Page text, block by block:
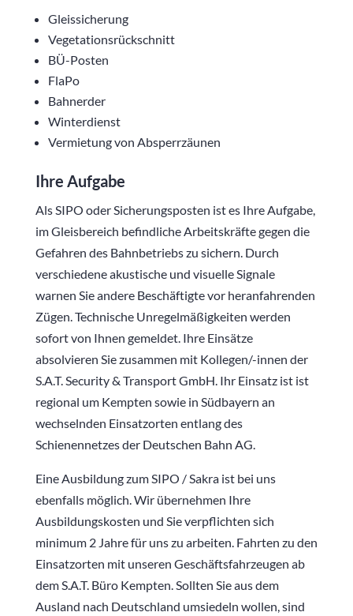
Gleissicherung
Vegetationsrückschnitt
BÜ-Posten
FlaPo
Bahnerder
Winterdienst
Vermietung von Absperrzäunen
Ihre Aufgabe
Als SIPO oder Sicherungsposten ist es Ihre Aufgabe,
im Gleisbereich befindliche Arbeitskräfte gegen die
Gefahren des Bahnbetriebs zu sichern. Durch
verschiedene akustische und visuelle Signale
warnen Sie andere Beschäftigte vor heranfahrenden
Zügen. Technische Unregelmäßigkeiten werden
sofort von Ihnen gemeldet. Ihre Einsätze
absolvieren Sie zusammen mit Kollegen/-innen der
S.A.T. Security & Transport GmbH. Ihr Einsatz ist ist
regional um Kempten sowie in Südbayern an
wechselnden Einsatzorten entlang des
Schienennetzes der Deutschen Bahn AG.
Eine Ausbildung zum SIPO / Sakra ist bei uns
ebenfalls möglich. Wir übernehmen Ihre
Ausbildungskosten und Sie verpflichten sich
minimum 2 Jahre für uns zu arbeiten. Fahrten zu den
Einsatzorten mit unseren Geschäftsfahrzeugen ab
dem S.A.T. Büro Kempten. Sollten Sie aus dem
Ausland nach Deutschland umsiedeln wollen, sind